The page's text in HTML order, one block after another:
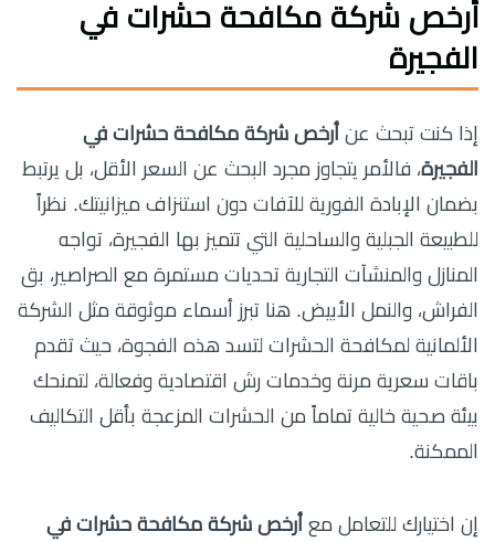
أرخص شركة مكافحة حشرات في
الفجيرة
إذا كنت تبحث عن أرخص شركة مكافحة حشرات في
الفجيرة، فالأمر يتجاوز مجرد البحث عن السعر الأقل، بل يرتبط
بضمان الإبادة الفورية للآفات دون استنزاف ميزانيتك. نظراً
للطبيعة الجبلية والساحلية التي تتميز بها الفجيرة، تواجه
المنازل والمنشآت التجارية تحديات مستمرة مع الصراصير، بق
الفراش، والنمل الأبيض. هنا تبرز أسماء موثوقة مثل الشركة
الألمانية لمكافحة الحشرات لتسد هذه الفجوة، حيث تقدم
باقات سعرية مرنة وخدمات رش اقتصادية وفعالة، لتمنحك
بيئة صحية خالية تماماً من الحشرات المزعجة بأقل التكاليف
الممكنة.
إن اختيارك للتعامل مع أرخص شركة مكافحة حشرات في